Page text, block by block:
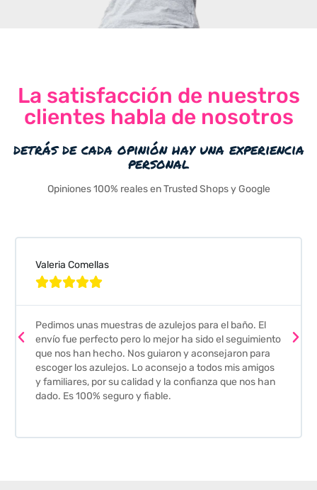
La satisfacción de nuestros
clientes habla de nosotros
detrás de cada opinión hay una experiencia
personal
Opiniones 100% reales en Trusted Shops y Google
Valeria Comellas

Pedimos unas muestras de azulejos para el baño. El
envío fue perfecto pero lo mejor ha sido el seguimiento
que nos han hecho. Nos guiaron y aconsejaron para
escoger los azulejos. Lo aconsejo a todos mis amigos
y familiares, por su calidad y la confianza que nos han
dado. Es 100% seguro y fiable.